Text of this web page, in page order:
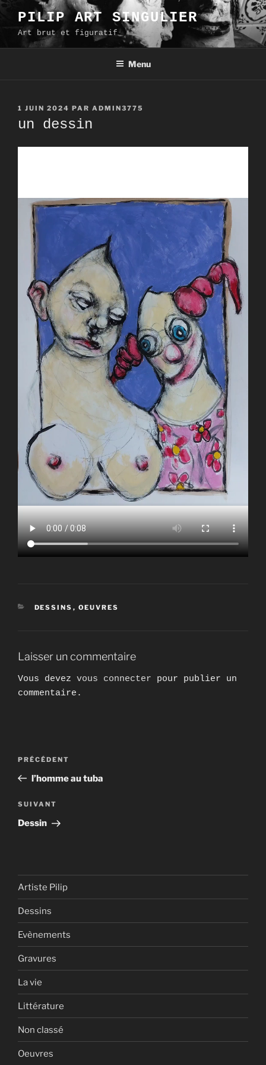
Aller
contenu
principal
PILIP ART SINGULIER
Art brut et figuratif
Menu
PUBLIÉ
1 JUIN 2024 PAR ADMIN3775
un dessin
CATÉGORIES
DESSINS , OEUVRES
Laisser un commentaire
Vous devez vous connecter pour publier un
commentaire.
Navigation
l’article
Article
précédent
PRÉCÉDENT
l’homme au tuba
Article
suivant
SUIVANT
Dessin
Artiste Pilip
Dessins
Evènements
Gravures
La vie
Littérature
Non classé
Oeuvres